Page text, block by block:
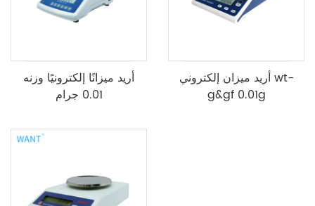
أريد ميزانًا إلكترونيًا وزنه
0.01 جرام
أريد ميزان إلكتروني wt-
g&gf 0.01g